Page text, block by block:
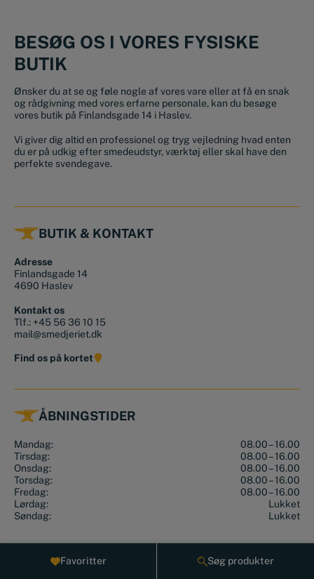
BESØG OS I VORES FYSISKE
BUTIK
Ønsker du at se og føle nogle af vores vare eller at få en snak
og rådgivning med vores erfarne personale, kan du besøge
vores butik på Finlandsgade 14 i Haslev.
Vi giver dig altid en professionel og tryg vejledning hvad enten
du er på udkig efter smedeudstyr, værktøj eller skal have den
perfekte svendegave.
BUTIK & KONTAKT
Adresse
Finlandsgade 14
4690 Haslev
Kontakt os
Tlf.: +45 56 36 10 15
mail@smedjeriet.dk
Find os på kortet
ÅBNINGSTIDER
Mandag:
08.00 – 16.00
Tirsdag:
08.00 – 16.00
Onsdag:
08.00 – 16.00
Torsdag:
08.00 – 16.00
Fredag:
08.00 – 16.00
Lørdag:
Lukket
Søndag:
Lukket
Favoritter Søg produkter